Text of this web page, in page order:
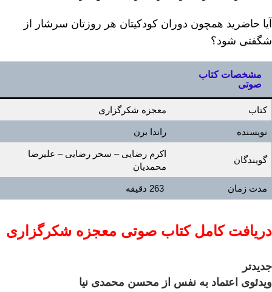
آیا حاضرید ھمچون دوران کودکیتان ھر روزتان سرشار از
شگفتی شود؟
مشخصات کتاب
صوتی
کتاب معجزه شکرگزاری
نویسنده راندا برن
گویندگان
اکرم رضایی – سحر رضایی – علیرضا
محمدیان
مدت زمان 263 دقیقه
دریافت کامل کتاب صوتی معجزه شکرگزاری
جدیدتر
ویدئوی اعتماد به نفس از محسن محمدی نیا